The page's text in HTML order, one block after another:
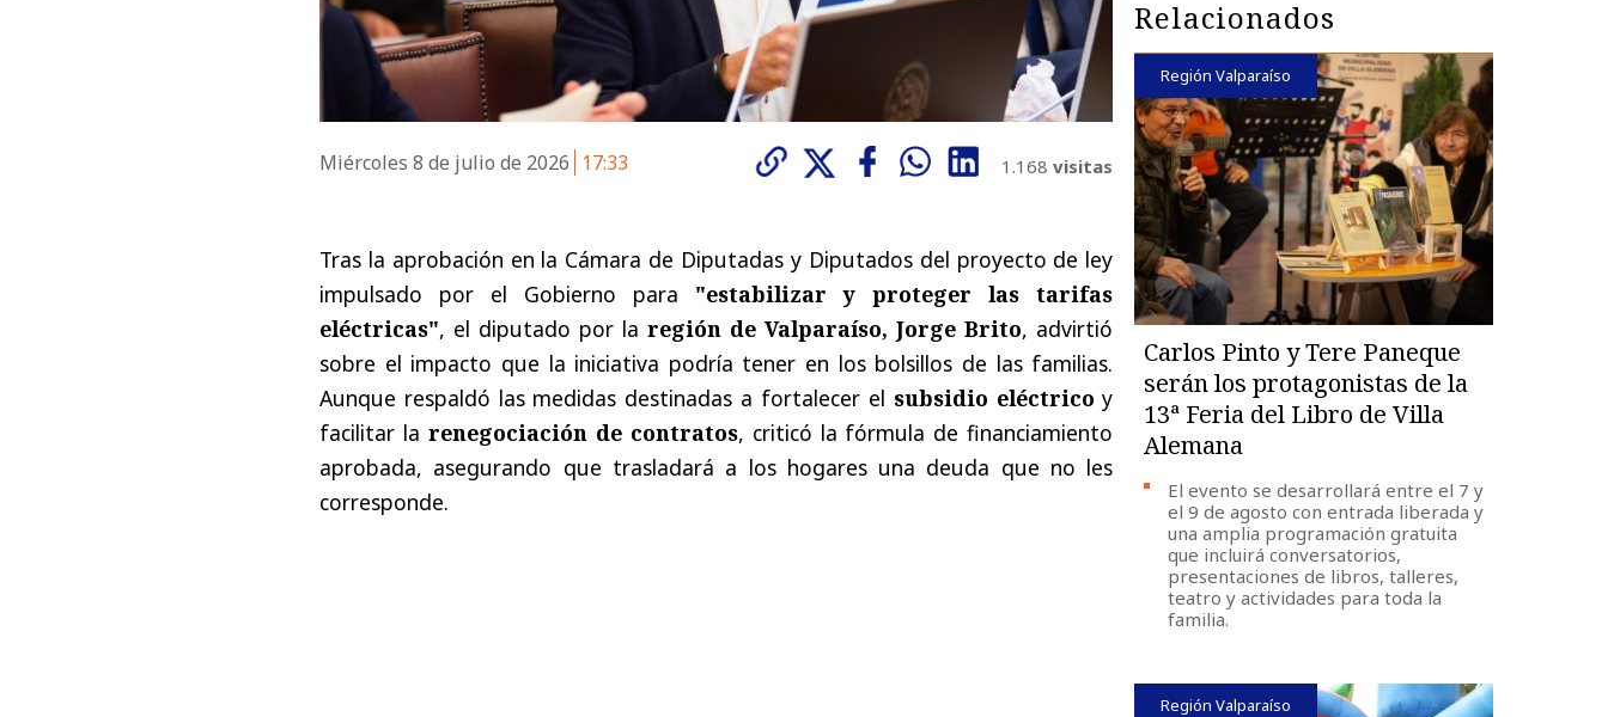
Miércoles 8 de julio de 2026 17:33 1.168 visitas
Tras la aprobación en la Cámara de Diputadas y Diputados del proyecto de ley
impulsado por el Gobierno para "estabilizar y proteger las tarifas
eléctricas", el diputado por laregión de Valparaíso, Jorge Brito, advirtió
sobre el impacto que la iniciativa podría tener en los bolsillos de las familias.
Aunque respaldó las medidas destinadas a fortalecer el subsidio eléctrico y
facilitar la renegociación de contratos, criticó la fórmula de financiamiento
aprobada, asegurando que trasladará a los hogares una deuda que no les
corresponde.
Relacionados
Región Valparaíso
Carlos Pinto y Tere Paneque
serán los protagonistas de la
13ª Feria del Libro de Villa
Alemana
El evento se desarrollará entre el 7 y
el 9 de agosto con entrada liberada y
una amplia programación gratuita
que incluirá conversatorios,
presentaciones de libros, talleres,
teatro y actividades para toda la
familia.
Región Valparaíso